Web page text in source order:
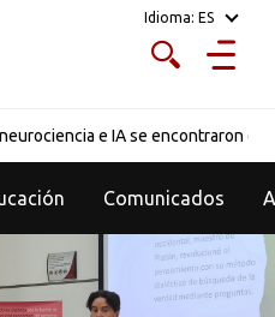
Idioma: ES
e IA se encontraron en
Comunicados